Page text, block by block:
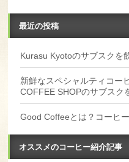
最近の投稿
Kurasu Kyotoのサブスクを
新鮮なスペシャルティコー
COFFEE SHOPのサブスク
Good Coffeeとは？コーヒ
オススメのコーヒー紹介記事